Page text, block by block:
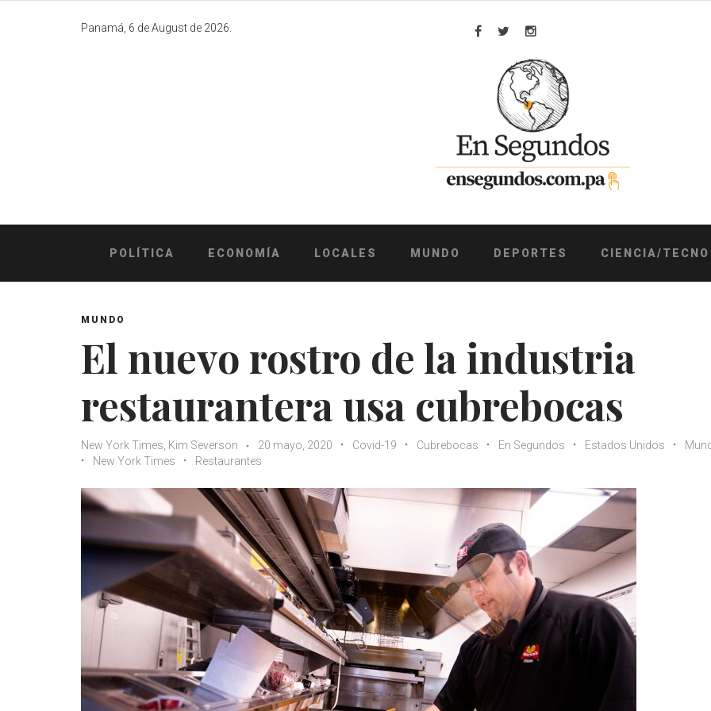
Panamá, 6 de August de 2026.
Facebook
TwitterInstagram
POLÍTICA ECONOMÍA LOCALES MUNDO DEPORTES CIENCIA/TECNO
MUNDO
El nuevo rostro de la industria
restaurantera usa cubrebocas
New York Times, Kim Severson 20 mayo, 2020 Covid-19 Cubrebocas En Segundos Estados Unidos
New York Times
Restaurantes